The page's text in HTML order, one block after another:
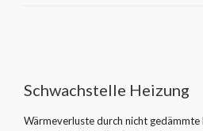
Schwachstelle Heizung
Wärmeverluste durch nicht